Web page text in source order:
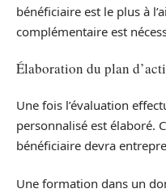
bénéficiaire est le plus à
complémentaire est
Élaboration du plan
Une fois l’évaluation
personnalisé est élaboré.
bénéficiaire devra
Une formation dans un